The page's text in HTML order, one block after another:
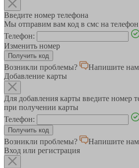
Введите номер телефона
Мы отправим вам код в смс на
Телефон:
Изменить номер
Возникли проблемы?
Напишите нам
Добавление карты
Для добавления карты введите номер
при получении карты
Телефон:
Возникли проблемы?
Напишите нам
Вход или регистрация